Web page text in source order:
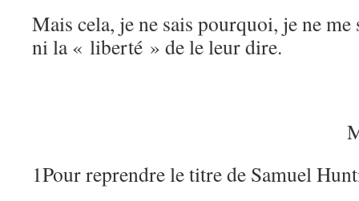
Mais cela, je ne sais pourquoi, je ne
ni la « liberté » de le leur dire.
1Pour reprendre le titre de Samuel